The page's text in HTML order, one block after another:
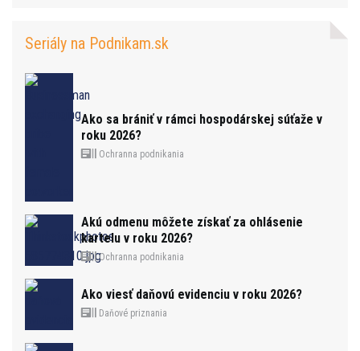
Seriály na Podnikam.sk
Ako sa brániť v rámci hospodárskej súťaže v
roku 2026?
Ochranna podnikania
Akú odmenu môžete získať za ohlásenie
kartelu v roku 2026?
Ochranna podnikania
Ako viesť daňovú evidenciu v roku 2026?
Daňové priznania